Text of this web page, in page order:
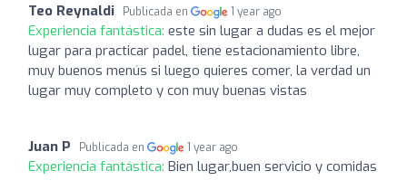
Teo Reynaldi Publicada en 1 year ago
Experiencia fantástica: este sin lugar a dudas es el mejor
lugar para practicar padel, tiene estacionamiento libre,
muy buenos menús si luego quieres comer, la verdad un
lugar muy completo y con muy buenas vistas
Juan P Publicada en 1 year ago
Experiencia fantástica: Bien lugar,buen servicio y comidas